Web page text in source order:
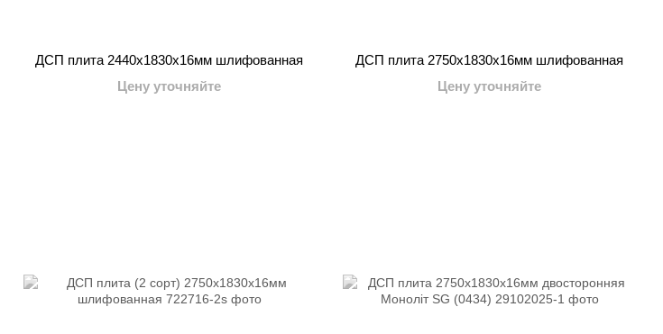
ДСП плита 2440x1830x16мм шлифованная
Цену уточняйте
ДСП плита 2750x1830x16мм шлифованная
Цену уточняйте